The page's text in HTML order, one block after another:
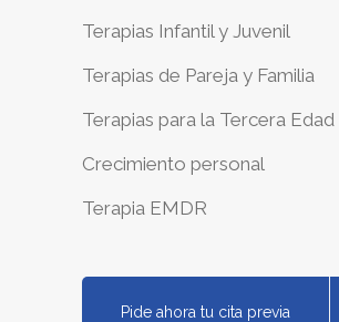
Terapias Infantil y Juvenil
Terapias de Pareja y Familia
Terapias para la Tercera Edad
Crecimiento personal
Terapia EMDR
Pide ahora tu cita previa